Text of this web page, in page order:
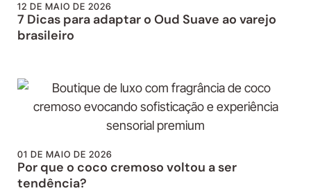
12 DE MAIO DE 2026
7 Dicas para adaptar o Oud Suave ao varejo
brasileiro
01 DE MAIO DE 2026
Por que o coco cremoso voltou a ser
tendência?